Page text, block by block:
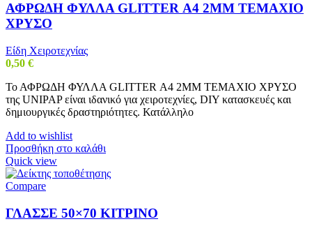
ΑΦΡΩΔΗ ΦΥΛΛΑ GLITTER Α4 2MM ΤΕΜΑΧΙΟ
ΧΡΥΣΟ
Είδη Χειροτεχνίας
0,50 €
Το ΑΦΡΩΔΗ ΦΥΛΛΑ GLITTER Α4 2MM ΤΕΜΑΧΙΟ ΧΡΥΣΟ
της UNIPAP είναι ιδανικό για χειροτεχνίες, DIY κατασκευές και
δημιουργικές δραστηριότητες. Κατάλληλο
Add to wishlist
Προσθήκη στο καλάθι
Quick view
Compare
ΓΛΑΣΣΕ 50×70 ΚΙΤΡΙΝΟ